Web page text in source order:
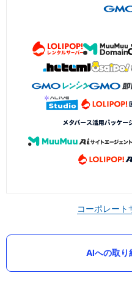
コーポレート
AIへの取り